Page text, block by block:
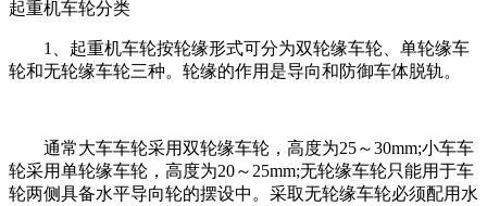
起重机车轮分类
1、起重机车轮按轮缘形式可分为双轮缘车轮、单轮缘车
轮和无轮缘车轮三种。轮缘的作用是导向和防御车体脱轨。
通常大车车轮采用双轮缘车轮，高度为25～30mm;小车车
轮采用单轮缘车轮，高度为20～25mm;无轮缘车轮只能用于车
轮两侧具备水平导向轮的摆设中。采取无轮缘车轮必须配用水